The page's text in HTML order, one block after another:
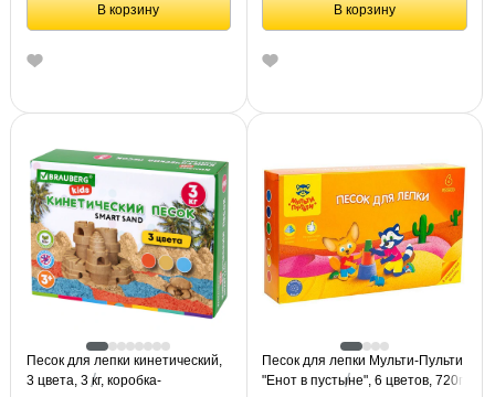
В корзину В корзину
Песок для лепки кинетический,
3 цвета, 3 кг, коробка-
Песок для лепки Мульти-Пульти
"Енот в пустыне", 6 цветов, 720г,